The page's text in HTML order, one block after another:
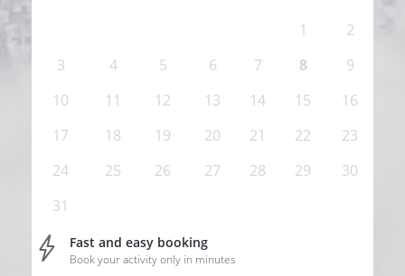
1
2
3
4 5 6 7 8
9
10
11 12 13 14 15
16
17
18 19 20 21 22
23
24
25 26 27 28 29
30
31
Fast and easy booking
Book your activity only in minutes